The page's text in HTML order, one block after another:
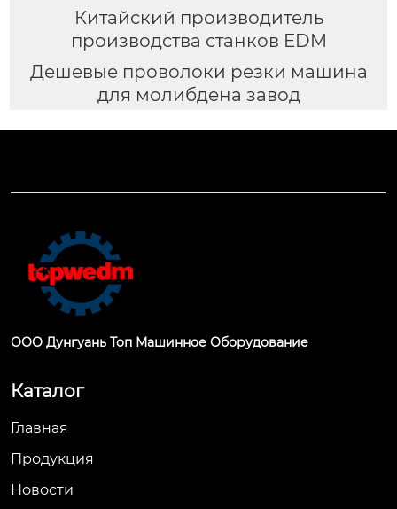
Китайский производитель
производства станков EDM
Дешевые проволоки резки машина
для молибдена завод
ООО Дунгуань Топ Машинное Оборудование
Каталог
Главная
Продукция
Новости